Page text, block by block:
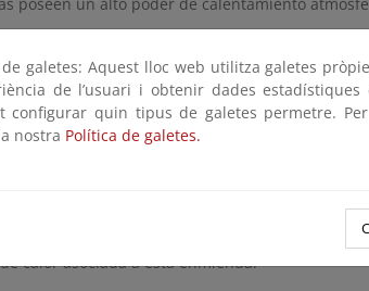
la capa de ozono, aún queda mucho por
su completa recuperación.
su Enmienda de Kigali, adoptada en 2015,
de Hidrofluorocarbonos (HFCs), que son unos
de la temperatura media del planeta. Esta
de la mejora en la eficiencia de los
calor asociada a esta enmienda.
galetes: Aquest lloc web utilitza galetes
de l’usuari i obtenir dades
configurar quin tipus de galetes permetre.
nostra Política de galetes.